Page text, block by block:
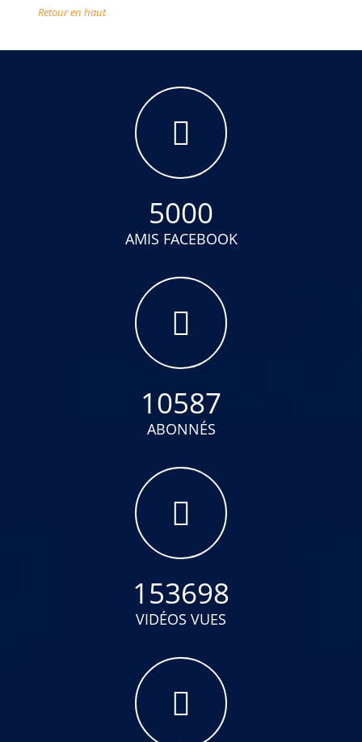
Retour en haut
5000
AMIS FACEBOOK
10587
ABONNÉS
153698
VIDÉOS VUES